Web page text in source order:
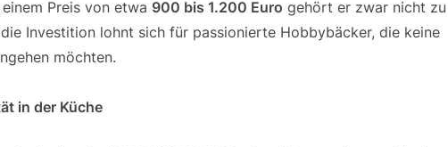
Preis von etwa 900 bis 1.200 Euro gehört er zwar nicht zu
Investition lohnt sich für passionierte Hobbybäcker, die keine
möchten.
in der Küche